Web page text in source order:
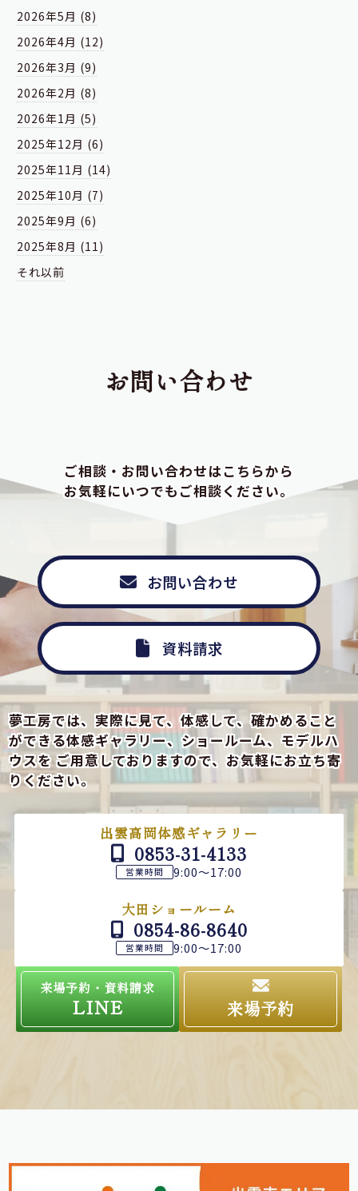
2026年5月 (8)
2026年4月 (12)
2026年3月 (9)
2026年2月 (8)
2026年1月 (5)
2025年12月 (6)
2025年11月 (14)
2025年10月 (7)
2025年9月 (6)
2025年8月 (11)
それ以前
お問い合わせ
ご相談・お問い合わせはこちらから
お気軽にいつでもご相談ください。
お問い合わせ
資料請求
夢工房では、実際に見て、体感して、確かめること
ができる体感ギャラリー、ショールーム、モデルハ
ウスをご用意しておりますので、お気軽にお立ち寄
りください。
出雲高岡体感ギャラリー
0853-31-4133
営業時間 9:00～17:00
大田ショールーム
0854-86-8640
営業時間 9:00～17:00
来場予約・資料請求
LINE 来場予約